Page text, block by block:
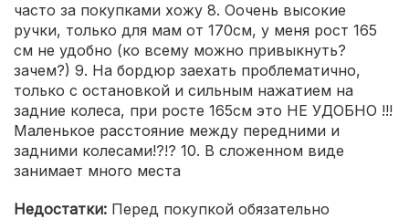
часто за покупками хожу 8. Оочень высокие
ручки, только для мам от 170см, у меня рост 165
см не удобно (ко всему можно привыкнуть?
зачем?) 9. На бордюр заехать проблематично,
только с остановкой и сильным нажатием на
задние колеса, при росте 165см это НЕ УДОБНО !!!
Маленькое расстояние между передними и
задними колесами!?!? 10. В сложенном виде
занимает много места
Недостатки: Перед покупкой обязательно